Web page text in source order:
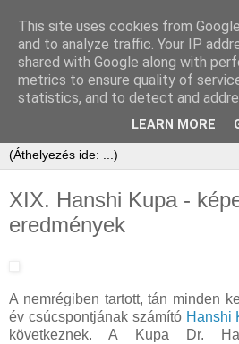
XIX. Hanshi Kupa -
eredmények
A nemrégiben tartott, tán minden
év csúcspontjának számító Hanshi
következnek. A Kupa Dr.
This site uses cookies from
and to analyze traffic. Your IP
shared with Google along with
metrics to ensure quality of
statistics, and to detect and
LEARN MORE